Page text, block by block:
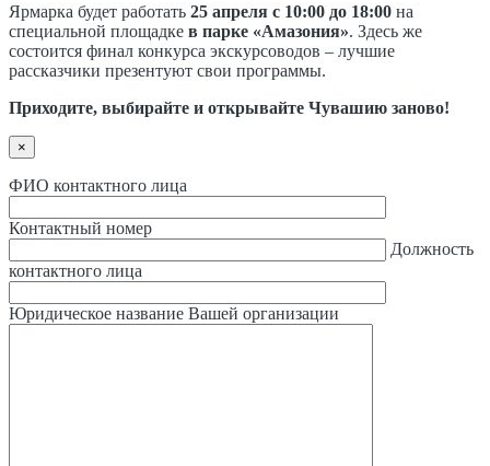
Ярмарка будет работать 25 апреля с 10:00 до 18:00 на
специальной площадке в парке «Амазония». Здесь же
состоится финал конкурса экскурсоводов – лучшие
рассказчики презентуют свои программы.
Приходите, выбирайте и открывайте Чувашию заново!
×
ФИО контактного лица
Контактный номер
Должность
контактного лица
Юридическое название Вашей организации